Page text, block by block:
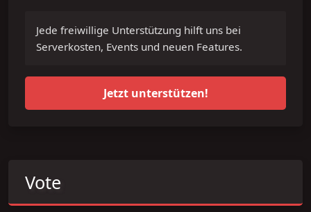
Jede freiwillige Unterstützung hilft uns bei
Serverkosten, Events und neuen Features.
Jetzt unterstützen!
Vote